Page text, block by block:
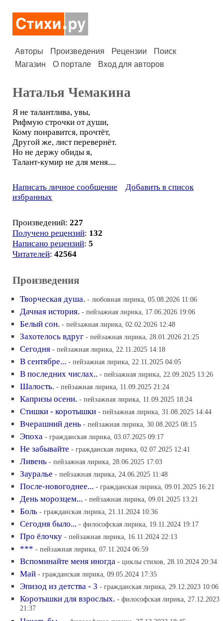
Авторы Произведения Рецензии
Поиск
Магазин
О портале Вход для авторов
Наталья Чемакина
Я не талантлива, увы,
Рифмую строчки от души,
Кому понравится, прочтёт,
Другой же, лист перевернёт.
Но не держу обиды я,
Талант-кумир не для меня....
Написать личное сообщение
Добавить в список
избранных
Произведений: 227
Получено рецензий: 132
Написано рецензий: 5
Читателей: 42564
Произведения
Творческая душа. - любовная лирика, 05.08.2026 11:06
Дачная история. - пейзажная лирика, 17.06.2026 19:06
Белый сон. - пейзажная лирика, 02.02.2026 12:48
Захотелось вдруг - пейзажная лирика, 28.01.2026 21:25
Сегодня - пейзажная лирика, 22.11.2025 14:18
В сентябре... - пейзажная лирика, 22.11.2025 04:05
В последних числах.. - пейзажная лирика, 22.09.2025 13:26
Шалость. - пейзажная лирика, 11.09.2025 21:24
Капризы осени. - пейзажная лирика, 11.09.2025 18:24
Стишки - коротышки - пейзажная лирика, 31.08.2025 14:44
Вчерашний день - пейзажная лирика, 30.08.2025 08:15
Эпоха - гражданская лирика, 03.07.2025 09:17
Не забывайте - гражданская лирика, 02.07.2025 12:41
Ливень - пейзажная лирика, 28.06.2025 17:03
Зауралье - пейзажная лирика, 24.06.2025 11:48
После-новогоднее... - гражданская лирика, 09.01.2025 16:21
День морозцем... - пейзажная лирика, 09.01.2025 13:21
Боль - гражданская лирика, 21.11.2024 10:36
Сегодня было... - философская лирика, 19.11.2024 19:17
Про ёлочку - пейзажная лирика, 16.11.2024 22:13
*** - пейзажная лирика, 07.11.2024 06:59
Вспоминайте меня иногда - циклы стихов, 28.10.2024 20:34
Май - гражданская лирика, 09.05.2024 17:35
Эпизод из детства - 3 - гражданская лирика, 29.12.2023 10:06
Коротышки для взрослых. - философская лирика, 27.12.2023
21:37